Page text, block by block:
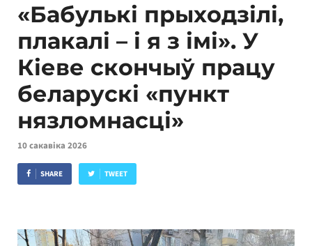
«Бабулькі прыходзілі,
плакалі – і я з імі». У
Кіеве скончыў працу
беларускі «пункт
нязломнасці»
10 сакавіка 2026
SHARE TWEET